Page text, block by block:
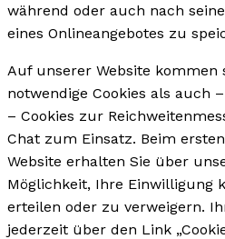
während oder auch nach
eines Onlineangebotes zu
Auf unserer Website kommen
notwendige Cookies als auch
– Cookies zur
Chat zum Einsatz. Beim
Website erhalten Sie über
Möglichkeit, Ihre Einwilligung
erteilen oder zu verweigern.
jederzeit über den Link